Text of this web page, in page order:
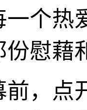
一个热
份慰藉
前，点